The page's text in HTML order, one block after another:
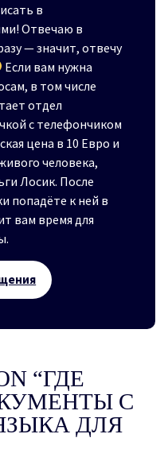
в
Отвечаю в
— значит, отвечу
Если вам нужна
в том числе
отдел
с телефончиком
цена в 10 Евро и
человека,
Лосик. После
попадёте к ней в
вам время для
“ГДЕ
С
ДЛЯ